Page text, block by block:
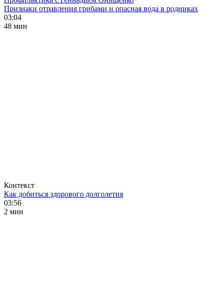
Признаки отравления грибами и опасная вода в родниках
03:04
48 мин
Контекст
Как добиться здорового долголетия
03:56
2 мин